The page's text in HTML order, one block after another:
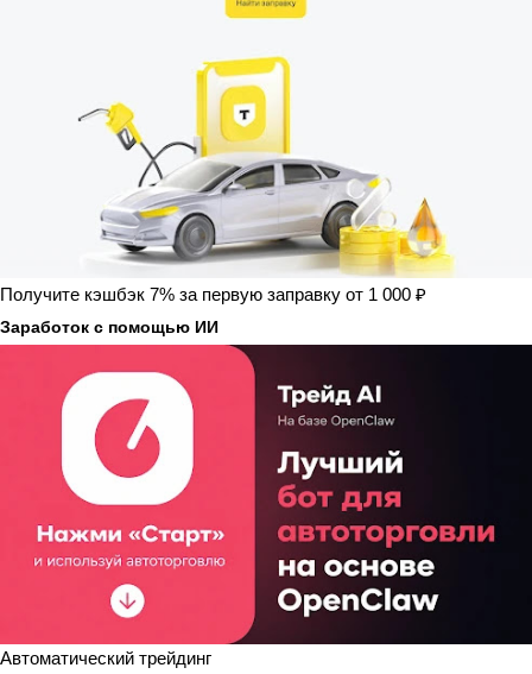
Получите кэшбэк 7% за первую заправку от 1 000 ₽
Заработок с помощью ИИ
Автоматический трейдинг